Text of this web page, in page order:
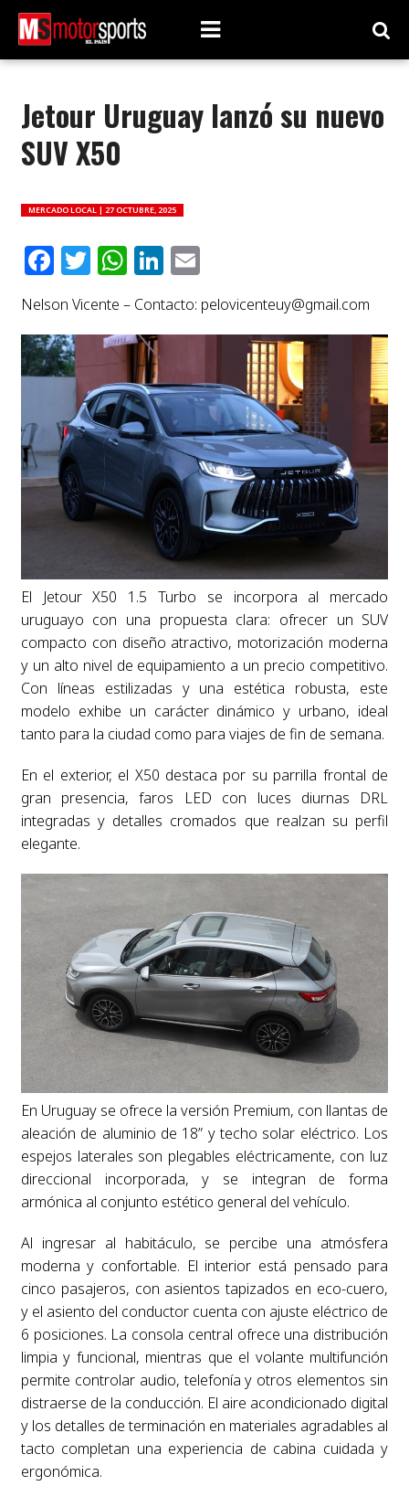
Jetour Uruguay lanzó su nuevo
SUV X50
MERCADO LOCAL | 27 OCTUBRE, 2025
Facebook
Twitter
WhatsApp
LinkedIn
Email
Nelson Vicente – Contacto: pelovicenteuy@gmail.com
El Jetour X50 1.5 Turbo se incorpora al mercado
uruguayo con una propuesta clara: ofrecer un SUV
compacto con diseño atractivo, motorización moderna
y un alto nivel de equipamiento a un precio competitivo.
Con líneas estilizadas y una estética robusta, este
modelo exhibe un carácter dinámico y urbano, ideal
tanto para la ciudad como para viajes de fin de semana.
En el exterior, el X50 destaca por su parrilla frontal de
gran presencia, faros LED con luces diurnas DRL
integradas y detalles cromados que realzan su perfil
elegante.
En Uruguay se ofrece la versión Premium, con llantas de
aleación de aluminio de 18” y techo solar eléctrico. Los
espejos laterales son plegables eléctricamente, con luz
direccional incorporada, y se integran de forma
armónica al conjunto estético general del vehículo.
Al ingresar al habitáculo, se percibe una atmósfera
moderna y confortable. El interior está pensado para
cinco pasajeros, con asientos tapizados en eco-cuero,
y el asiento del conductor cuenta con ajuste eléctrico de
6 posiciones. La consola central ofrece una distribución
limpia y funcional, mientras que el volante multifunción
permite controlar audio, telefonía y otros elementos sin
distraerse de la conducción. El aire acondicionado digital
y los detalles de terminación en materiales agradables al
tacto completan una experiencia de cabina cuidada y
ergonómica.